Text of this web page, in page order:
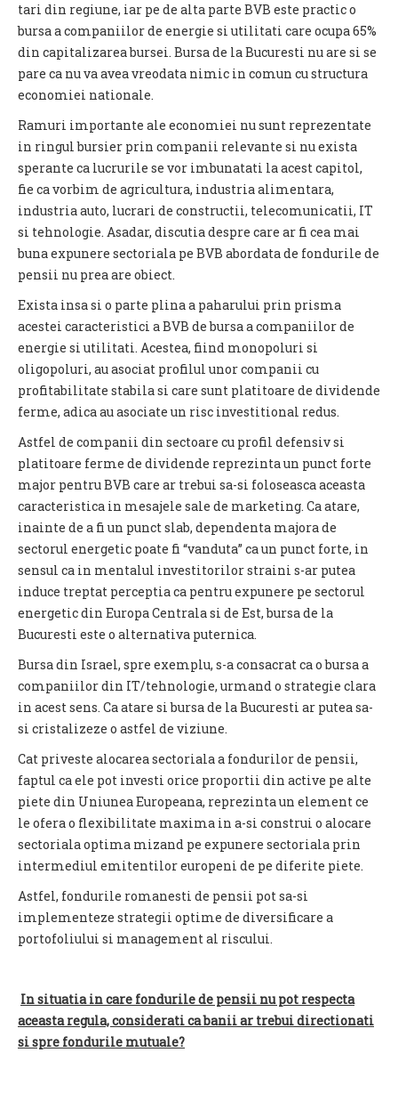
tari din regiune, iar pe de alta parte BVB este practic o
bursa a companiilor de energie si utilitati care ocupa 65%
din capitalizarea bursei. Bursa de la Bucuresti nu are si se
pare ca nu va avea vreodata nimic in comun cu structura
economiei nationale.
Ramuri importante ale economiei nu sunt reprezentate
in ringul bursier prin companii relevante si nu exista
sperante ca lucrurile se vor imbunatati la acest capitol,
fie ca vorbim de agricultura, industria alimentara,
industria auto, lucrari de constructii, telecomunicatii, IT
si tehnologie. Asadar, discutia despre care ar fi cea mai
buna expunere sectoriala pe BVB abordata de fondurile de
pensii nu prea are obiect.
Exista insa si o parte plina a paharului prin prisma
acestei caracteristici a BVB de bursa a companiilor de
energie si utilitati. Acestea, fiind monopoluri si
oligopoluri, au asociat profilul unor companii cu
profitabilitate stabila si care sunt platitoare de dividende
ferme, adica au asociate un risc investitional redus.
Astfel de companii din sectoare cu profil defensiv si
platitoare ferme de dividende reprezinta un punct forte
major pentru BVB care ar trebui sa-si foloseasca aceasta
caracteristica in mesajele sale de marketing. Ca atare,
inainte de a fi un punct slab, dependenta majora de
sectorul energetic poate fi “vanduta” ca un punct forte, in
sensul ca in mentalul investitorilor straini s-ar putea
induce treptat perceptia ca pentru expunere pe sectorul
energetic din Europa Centrala si de Est, bursa de la
Bucuresti este o alternativa puternica.
Bursa din Israel, spre exemplu, s-a consacrat ca o bursa a
companiilor din IT/tehnologie, urmand o strategie clara
in acest sens. Ca atare si bursa de la Bucuresti ar putea sa-
si cristalizeze o astfel de viziune.
Cat priveste alocarea sectoriala a fondurilor de pensii,
faptul ca ele pot investi orice proportii din active pe alte
piete din Uniunea Europeana, reprezinta un element ce
le ofera o flexibilitate maxima in a-si construi o alocare
sectoriala optima mizand pe expunere sectoriala prin
intermediul emitentilor europeni de pe diferite piete.
Astfel, fondurile romanesti de pensii pot sa-si
implementeze strategii optime de diversificare a
portofoliului si management al riscului.
In situatia in care fondurile de pensii nu pot respecta
aceasta regula, considerati ca banii ar trebui directionati
si spre fondurile mutuale?